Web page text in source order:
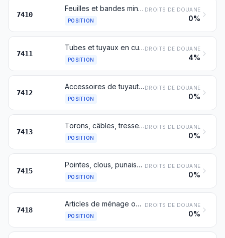
7410
Feuilles et bandes minces en cuivre (même imprimées ou fixées sur papier, carton, matière plastique ou supports similaires) d'une épaisseur n'excédant pas 0,15 mm (support non compris)
POSITION
DROITS DE DOUANE
0%
7411
Tubes et tuyaux en cuivre
POSITION
DROITS DE DOUANE
4%
7412
Accessoires de tuyauterie (raccords, coudes, manchons, par exemple), en cuivre
POSITION
DROITS DE DOUANE
0%
7413
Torons, câbles, tresses et articles similaires, en cuivre, non isolés pour l'électricité
POSITION
DROITS DE DOUANE
0%
7415
Pointes, clous, punaises, crampons appointés et articles similaires, en cuivre ou avec tige en fer ou en acier et tête en cuivre; vis, boulons, écrous, crochets à pas de vis, rivets, goupilles, chevilles, clavettes, rondelles (y compris les rondelles destinées à faire ressort) et articles similaires, en cuivre
POSITION
DROITS DE DOUANE
0%
7418
Articles de ménage ou d'économie domestique, d'hygiène ou de toilette, et leurs parties, en cuivre; éponges, torchons, gants et articles similaires pour le récurage, le polissage ou usages analogues, en cuivre
POSITION
DROITS DE DOUANE
0%